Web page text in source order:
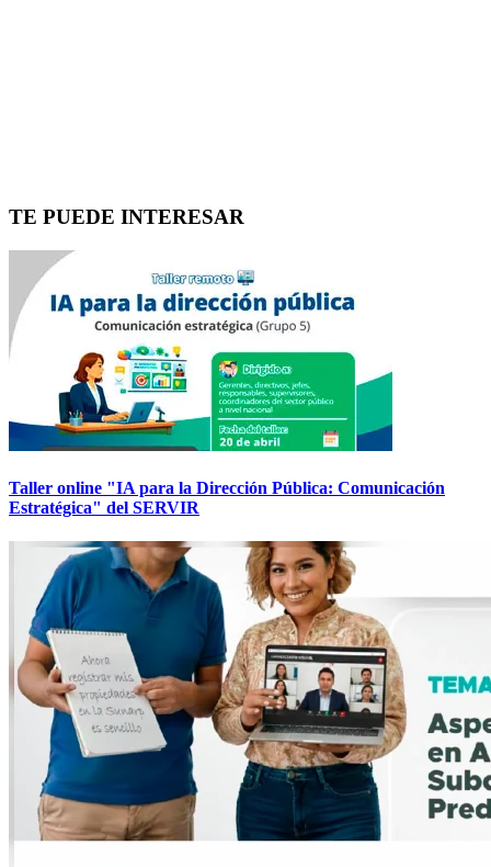
TE PUEDE INTERESAR
Taller online "IA para la Dirección Pública: Comunicación
Estratégica" del SERVIR